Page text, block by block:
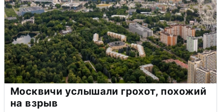
Москвичи услышали грохот, похожий
на взрыв